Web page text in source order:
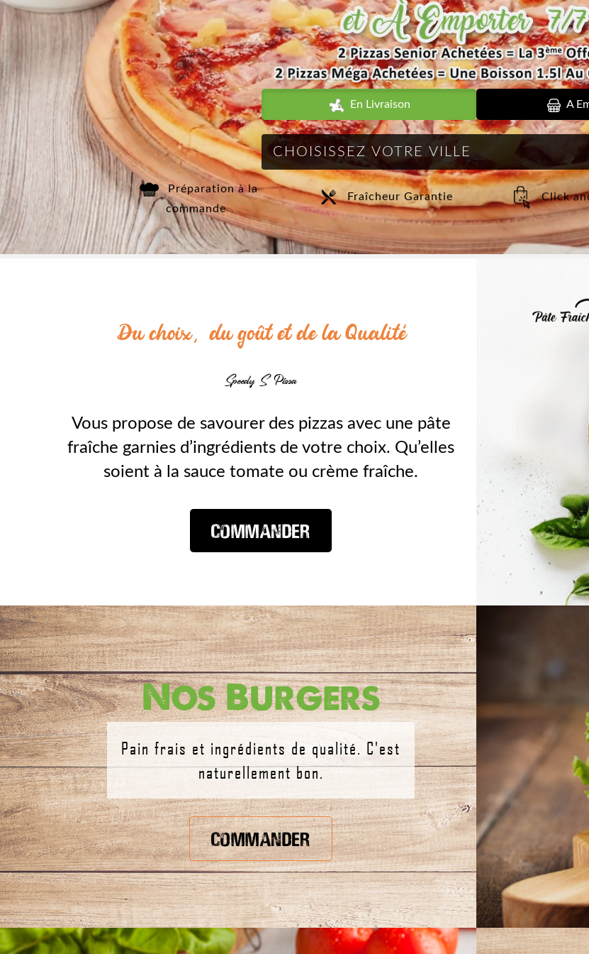
Mobile
Programme
De Fidélité
Vos
Avis
Zones
de
Livraison
En Livraison A
Préparation à la
commande
Fraîcheur Garantie Click
Du choix, du goût et de la Qualité
Speedy S Pizza
Vous propose de savourer des pizzas avec une pâte
fraîche garnies d’ingrédients de votre choix. Qu’elles
soient à la sauce tomate ou crème fraîche.
Commander
Nos Burgers
Pain frais et ingrédients de qualité. C'est
naturellement bon.
commander